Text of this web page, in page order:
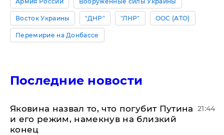
Восток Украины "ДНР" "ЛНР" ООС (АТО)
Перемирие на Донбассе
Последние новости
Яковина назвал то, что погубит Путина
и его режим, намекнув на близкий
конец
21:44